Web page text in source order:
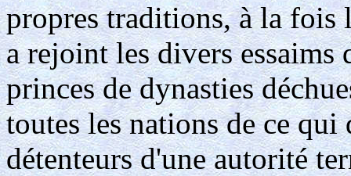
propres traditions, à la fois
a rejoint les divers essaims
princes de dynasties
toutes les nations de ce
détenteurs d'une autorité